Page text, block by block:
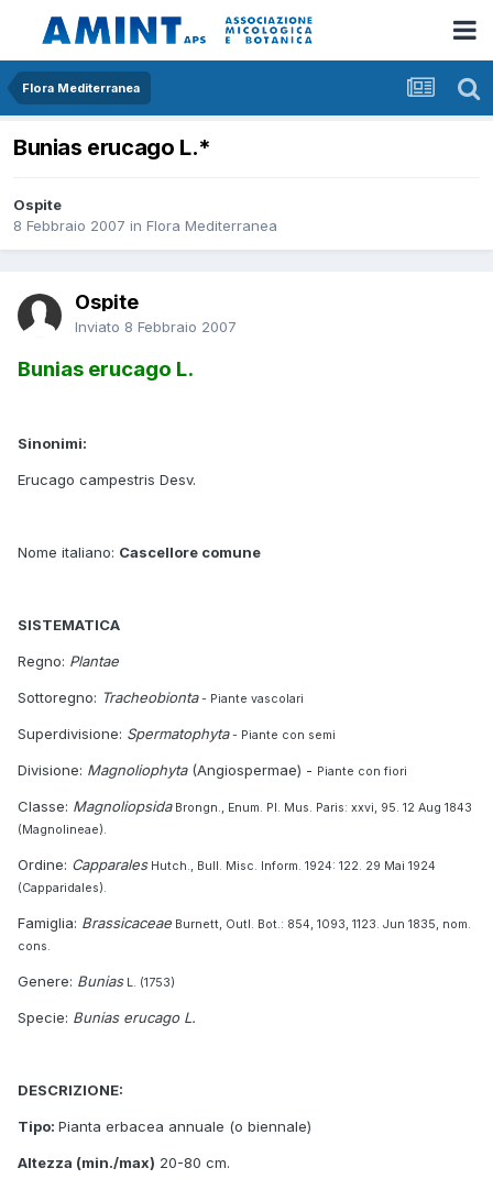
Flora Mediterranea
Bunias erucago L.*
Ospite
8 Febbraio 2007 in Flora Mediterranea
Ospite
Inviato 8 Febbraio 2007
Bunias erucago L.
Sinonimi:
Erucago campestris Desv.
Nome italiano: Cascellore comune
SISTEMATICA
Regno: Plantae
Sottoregno: Tracheobionta- Piante vascolari
Superdivisione: Spermatophyta- Piante con semi
Divisione: Magnoliophyta(Angiospermae) - Piante con fiori
Classe: MagnoliopsidaBrongn., Enum. Pl. Mus. Paris: xxvi, 95. 12 Aug 1843
(Magnolineae).
Ordine: CapparalesHutch., Bull. Misc. Inform. 1924: 122. 29 Mai 1924
(Capparidales).
Famiglia: Brassicaceae Burnett, Outl. Bot.: 854, 1093, 1123. Jun 1835, nom.
cons.
Genere: BuniasL. (1753)
Specie: Bunias erucago L.
DESCRIZIONE:
Tipo: Pianta erbacea annuale (o biennale)
Altezza (min./max) 20-80 cm.